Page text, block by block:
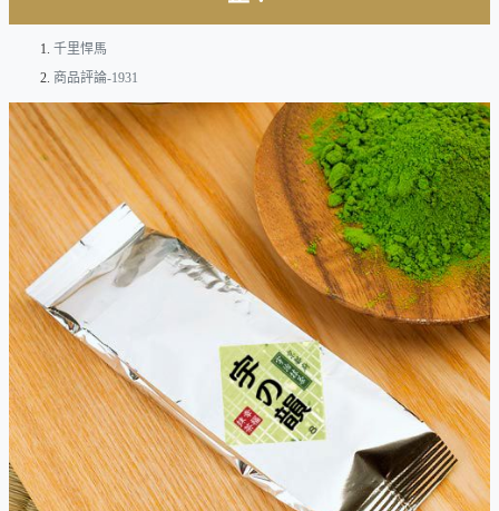
千里悍馬
商品評論-1931